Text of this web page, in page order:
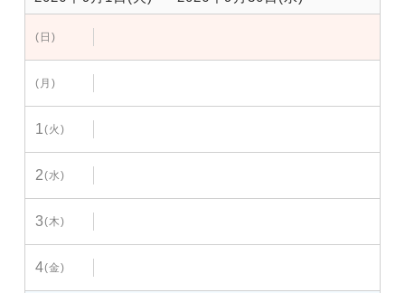
(日)
(月)
1(火)
2(水)
3(木)
4(金)